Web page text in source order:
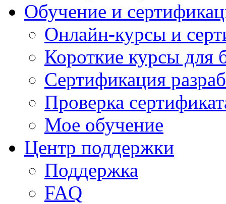
Обучение и
Онлайн-курсы и
Короткие курсы для
Сертификация
Проверка
Мое обучение
Центр поддержки
Поддержка
FAQ